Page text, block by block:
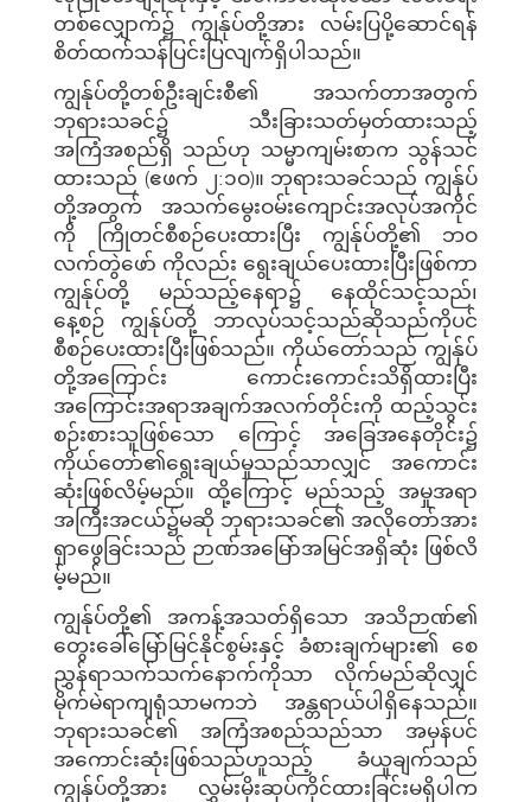
တစ်လျှောက်၌ ကျွန်ုပ်တို့အား လမ်းပြပို့ဆောင်ရန်
စိတ်ထက်သန်ပြင်းပြလျက်ရှိပါသည်။
ကျွန်ုပ်တို့တစ်ဦးချင်းစီ၏ အသက်တာအတွက်
ဘုရားသခင်၌ သီးခြားသတ်မှတ်ထားသည့်
အကြံအစည်ရှိ သည်ဟု သမ္မာကျမ်းစာက သွန်သင်
ထားသည် (ဧဖက် ၂:၁ဝ)။ ဘုရားသခင်သည် ကျွန်ုပ်
တို့အတွက် အသက်မွေးဝမ်းကျောင်းအလုပ်အကိုင်
ကို ကြိုတင်စီစဉ်ပေးထားပြီး ကျွန်ုပ်တို့၏ ဘဝ
လက်တွဲဖော် ကိုလည်း ရွေးချယ်ပေးထားပြီးဖြစ်ကာ
ကျွန်ုပ်တို့ မည်သည့်နေရာ၌ နေထိုင်သင့်သည်၊
နေ့စဉ် ကျွန်ုပ်တို့ ဘာလုပ်သင့်သည်ဆိုသည်ကိုပင်
စီစဉ်ပေးထားပြီးဖြစ်သည်။ ကိုယ်တော်သည် ကျွန်ုပ်
တို့အကြောင်း ကောင်းကောင်းသိရှိထားပြီး
အကြောင်းအရာအချက်အလက်တိုင်းကို ထည့်သွင်း
စဉ်းစားသူဖြစ်သော ကြောင့် အခြေအနေတိုင်း၌
ကိုယ်တော်၏ရွေးချယ်မှုသည်သာလျှင် အကောင်း
ဆုံးဖြစ်လိမ့်မည်။ ထို့ကြောင့် မည်သည့် အမှုအရာ
အကြီးအငယ်၌မဆို ဘုရားသခင်၏ အလိုတော်အား
ရှာဖွေခြင်းသည် ဉာဏ်အမြော်အမြင်အရှိဆုံး ဖြစ်လိ
မ့်မည်။
ကျွန်ုပ်တို့၏ အကန့်အသတ်ရှိသော အသိဉာဏ်၏
တွေးခေါ်မြော်မြင်နိုင်စွမ်းနှင့် ခံစားချက်များ၏ စေ
ညွှန်ရာသက်သက်နောက်ကိုသာ လိုက်မည်ဆိုလျှင်
မိုက်မဲရာကျရုံသာမကဘဲ အန္တရာယ်ပါရှိနေသည်။
ဘုရားသခင်၏ အကြံအစည်သည်သာ အမှန်ပင်
အကောင်းဆုံးဖြစ်သည်ဟူသည့် ခံယူချက်သည်
ကျွန်ုပ်တို့အား လွှမ်းမိုးဆုပ်ကိုင်ထားခြင်းမရှိပါက